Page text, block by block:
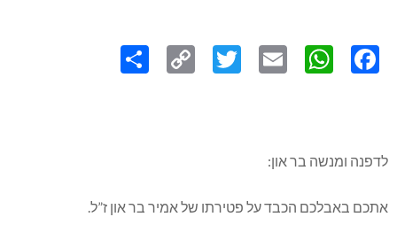
Link
לדפנה ומנשה בר און:
אתכם באבלכם הכבד על פטירתו של אמיר בר און ז”ל.